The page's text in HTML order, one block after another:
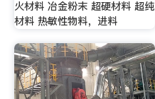
火材料 冶金粉末 超硬材料 超纯
材料 热敏性物料，进料